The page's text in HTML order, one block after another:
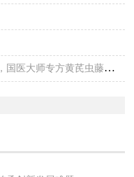
脑梗后遗症半身麻木、活动不利伴头晕，国医大师专方黄芪虫藤饮的实战医案